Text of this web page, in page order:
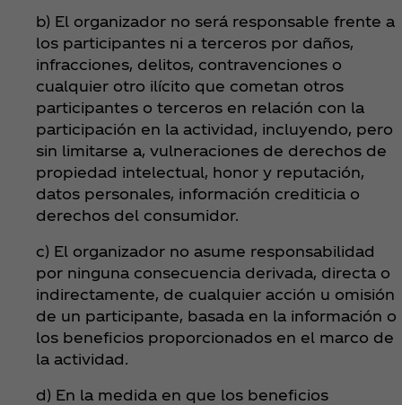
b) El organizador no será responsable frente a
los participantes ni a terceros por daños,
infracciones, delitos, contravenciones o
cualquier otro ilícito que cometan otros
participantes o terceros en relación con la
participación en la actividad, incluyendo, pero
sin limitarse a, vulneraciones de derechos de
propiedad intelectual, honor y reputación,
datos personales, información crediticia o
derechos del consumidor.
c) El organizador no asume responsabilidad
por ninguna consecuencia derivada, directa o
indirectamente, de cualquier acción u omisión
de un participante, basada en la información o
los beneficios proporcionados en el marco de
la actividad.
d) En la medida en que los beneficios